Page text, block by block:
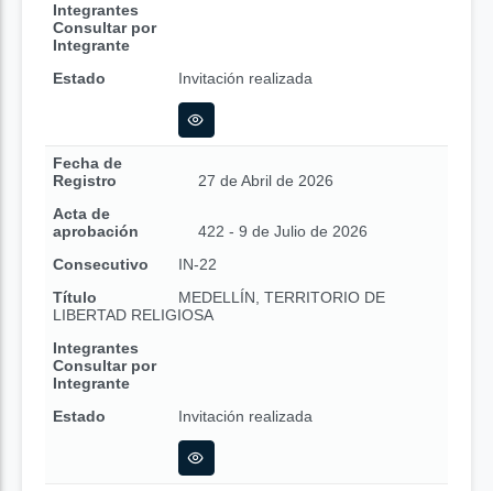
Integrantes
Consultar por
Integrante
Estado
Invitación realizada
Fecha de
Registro
27 de Abril de 2026
Acta de
aprobación
422 - 9 de Julio de 2026
Consecutivo
IN-22
Título
MEDELLÍN, TERRITORIO DE
LIBERTAD RELIGIOSA
Integrantes
Consultar por
Integrante
Estado
Invitación realizada